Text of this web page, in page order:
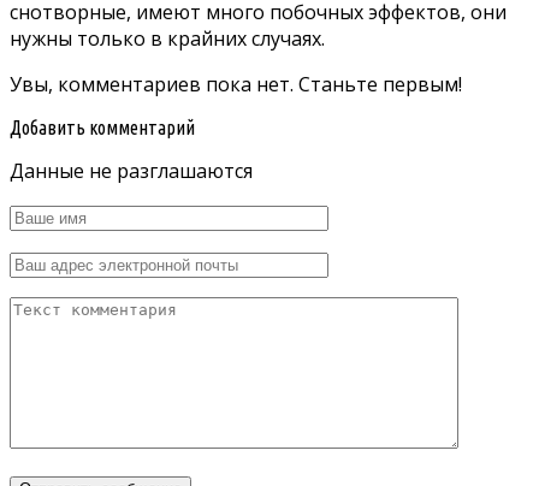
снотворные, имеют много побочных эффектов, они
нужны только в крайних случаях.
Увы, комментариев пока нет. Станьте первым!
Добавить комментарий
Данные не разглашаются